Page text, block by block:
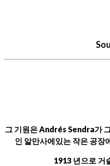
그 기원은 Andrés Sendra가
인 알만사에있는 작은 공장
1913 년으로 거